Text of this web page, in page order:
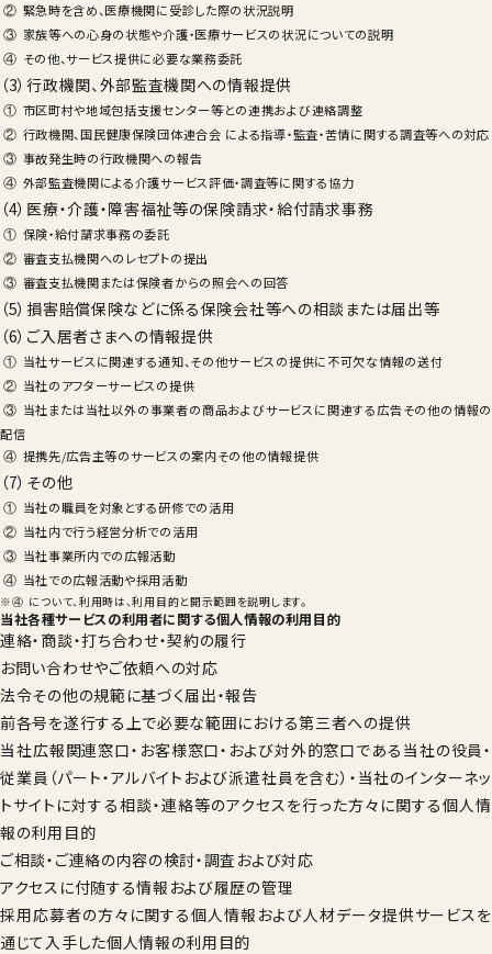
緊急時を含め、医療機関に受診した際の状況説明
家族等への心身の状態や介護・医療サービスの状況についての説明
その他、サービス提供に必要な業務委託
（3）行政機関、外部監査機関への情報提供
市区町村や地域包括支援センター等との連携および連絡調整
行政機関、国民健康保険団体連合会 による指導・監査・苦情に関する調査等への対応
事故発生時の行政機関への報告
外部監査機関による介護サービス評価・調査等に関する協力
（4）医療・介護・障害福祉等の保険請求・給付請求事務
保険・給付請求事務の委託
審査支払機関へのレセプトの提出
審査支払機関または保険者からの照会への回答
（5）損害賠償保険などに係る保険会社等への相談または届出等
（6）ご入居者さまへの情報提供
当社サービスに関連する通知、その他サービスの提供に不可欠な情報の送付
当社のアフターサービスの提供
当社または当社以外の事業者の商品およびサービスに関連する広告その他の情報の
配信
提携先/広告主等のサービスの案内その他の情報提供
（7）その他
当社の職員を対象とする研修での活用
当社内で行う経営分析での活用
当社事業所内での広報活動
当社での広報活動や採用活動
※④ について、利用時は、利用目的と開示範囲を説明します。
当社各種サービスの利用者に関する個人情報の利用目的
連絡・商談・打ち合わせ・契約の履行
お問い合わせやご依頼への対応
法令その他の規範に基づく届出・報告
前各号を遂行する上で必要な範囲における第三者への提供
当社広報関連窓口・お客様窓口・および対外的窓口である当社の役員・
従業員（パート・アルバイトおよび派遣社員を含む）・当社のインターネッ
トサイトに対する相談・連絡等のアクセスを行った方々に関する個人情
報の利用目的
ご相談・ご連絡の内容の検討・調査および対応
アクセスに付随する情報および履歴の管理
採用応募者の方々に関する個人情報および人材データ提供サービスを
通じて入手した個人情報の利用目的